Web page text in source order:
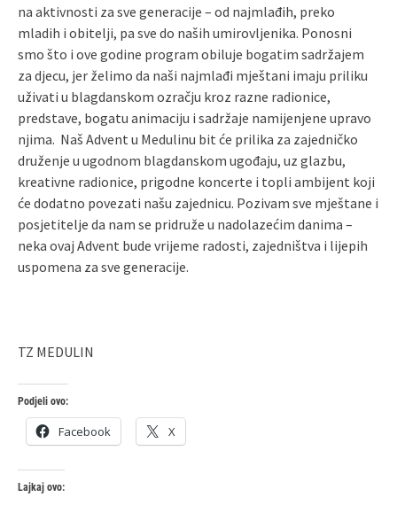
na aktivnosti za sve generacije – od najmlađih, preko
mladih i obitelji, pa sve do naših umirovljenika. Ponosni
smo što i ove godine program obiluje bogatim sadržajem
za djecu, jer želimo da naši najmlađi mještani imaju priliku
uživati u blagdanskom ozračju kroz razne radionice,
predstave, bogatu animaciju i sadržaje namijenjene upravo
njima. Naš Advent u Medulinu bit će prilika za zajedničko
druženje u ugodnom blagdanskom ugođaju, uz glazbu,
kreativne radionice, prigodne koncerte i topli ambijent koji
će dodatno povezati našu zajednicu. Pozivam sve mještane i
posjetitelje da nam se pridruže u nadolazećim danima –
neka ovaj Advent bude vrijeme radosti, zajedništva i lijepih
uspomena za sve generacije.
TZ MEDULIN
Podjeli ovo:
Facebook X
Lajkaj ovo: